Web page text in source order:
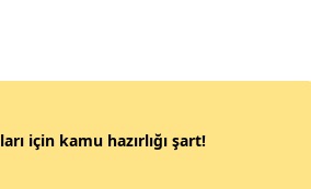
için kamu hazırlığı şart!